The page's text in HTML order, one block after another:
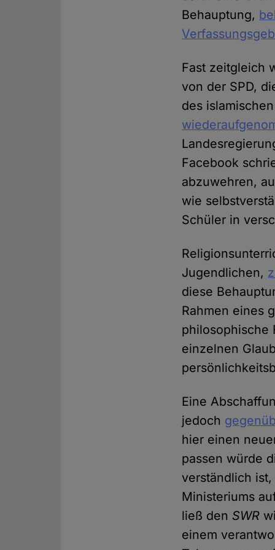
Behauptung,
Fast zeitgleich
von der SPD,
des
Facebook
abzuwehren,
wie
Schüler in
Jugendlichen,
diese
Rahmen eines
philosophische
einzelnen
Eine
jedoch
hier einen
passen würde
verständlich
Ministeriums
ließ den SWR
einem